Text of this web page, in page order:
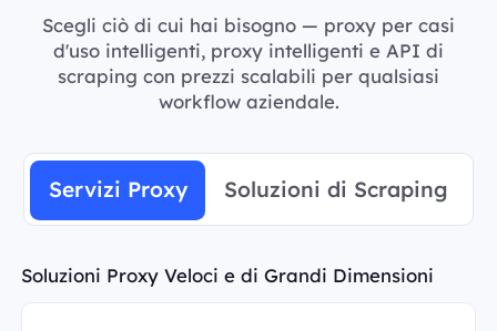
Scegli ciò di cui hai bisogno — proxy per casi
d'uso intelligenti, proxy intelligenti e API di
scraping con prezzi scalabili per qualsiasi
workflow aziendale.
Servizi Proxy Soluzioni di Scraping
Soluzioni Proxy Veloci e di Grandi Dimensioni